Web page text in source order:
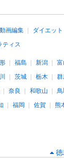
動画編集
ダイエット
ティス
福島 新潟 富
茨城 栃木
奈良 和歌山 鳥
福岡 佐賀 熊